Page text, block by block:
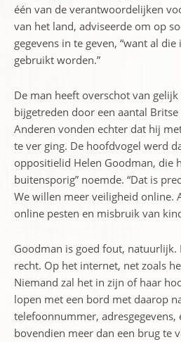
één van de verantwoordelijken
van het land, adviseerde om op
gegevens in te geven, “want al
gebruikt worden.”
De man heeft overschot van
bijgetreden door een aantal
Anderen vonden echter dat hij
te ver ging. De hoofdvogel werd
oppositielid Helen Goodman, die
buitensporig” noemde. “Dat is
We willen meer veiligheid
online pesten en misbruik van
Goodman is goed fout, natuurlijk.
recht. Op het internet, net zoals
Niemand zal het in zijn of haar
lopen met een bord met daarop
telefoonnummer, adresgegevens,
bovendien meer dan een brug te